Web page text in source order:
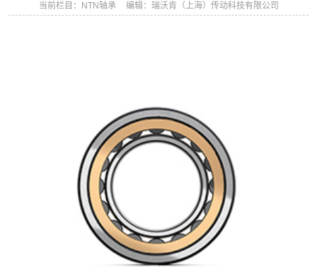
当前栏目：NTN轴承 编辑：瑞沃肯（上海）传动科技有限公司